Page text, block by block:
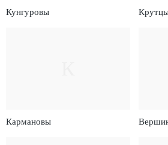
Кунгуровы
Кармановы